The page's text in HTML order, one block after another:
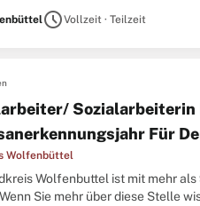
scheduleVollzeit · Teilzeit
Sozialarbeiterin
Für
Wolfenbüttel
Wolfenbuttel ist mit mehr
Sie mehr über diese Stelle